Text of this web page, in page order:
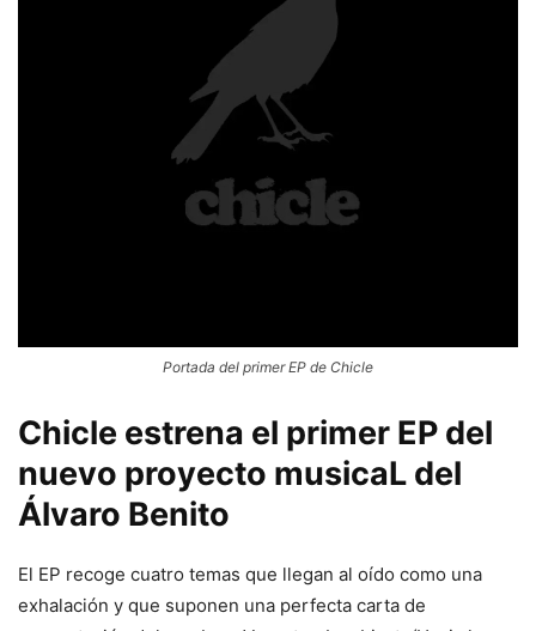
Portada del primer EP de Chicle
Chicle estrena el primer EP del
nuevo proyecto musicaL del
Álvaro Benito
El EP recoge cuatro temas que llegan al oído como una
exhalación y que suponen una perfecta carta de